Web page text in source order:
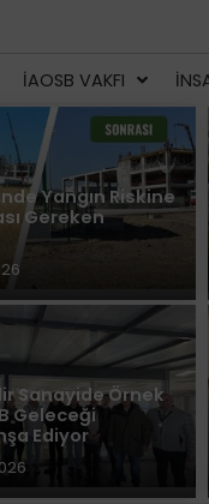
İAOSB VAKFI
İSO
Yangın Riskine
Gereken
Sanayide Örnek
Geleceği
Ediyor